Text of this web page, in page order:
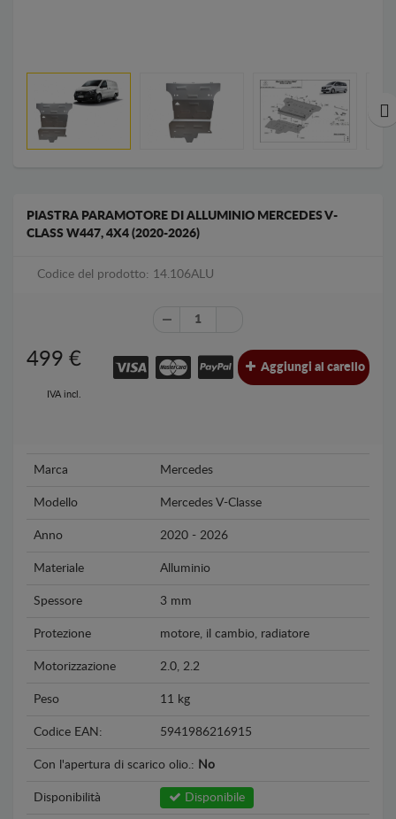
PIASTRA PARAMOTORE DI ALLUMINIO MERCEDES V-
CLASS W447, 4X4 (2020-2026)
Codice del prodotto: 14.106ALU
499 €
IVA incl.
Aggiungi al carello
Marca Mercedes
Modello Mercedes V-Classe
Anno 2020 - 2026
Materiale Alluminio
Spessore 3 mm
Protezione motore, il cambio, radiatore
Motorizzazione 2.0, 2.2
Peso 11 kg
Codice EAN: 5941986216915
Con l'apertura di scarico olio.: No
Disponibilità Disponibile